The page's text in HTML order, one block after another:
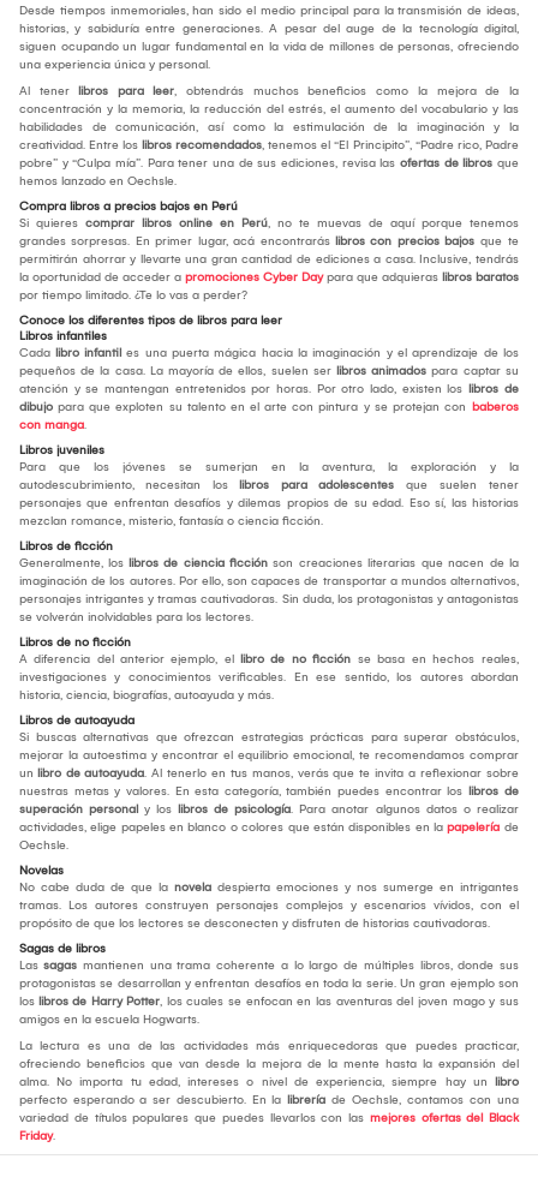
Desde tiempos inmemoriales, han sido el medio principal para la transmisión de ideas,
historias, y sabiduría entre generaciones. A pesar del auge de la tecnología digital,
siguen ocupando un lugar fundamental en la vida de millones de personas, ofreciendo
una experiencia única y personal.
Al tener libros para leer, obtendrás muchos beneficios como la mejora de la
concentración y la memoria, la reducción del estrés, el aumento del vocabulario y las
habilidades de comunicación, así como la estimulación de la imaginación y la
creatividad. Entre los libros recomendados, tenemos el “El Principito”, “Padre rico, Padre
pobre” y “Culpa mía”. Para tener una de sus ediciones, revisa las ofertas de libros que
hemos lanzado en Oechsle.
Compra libros a precios bajos en Perú
Si quieres comprar libros online en Perú, no te muevas de aquí porque tenemos
grandes sorpresas. En primer lugar, acá encontrarás libros con precios bajos que te
permitirán ahorrar y llevarte una gran cantidad de ediciones a casa. Inclusive, tendrás
la oportunidad de acceder a promociones Cyber Daypara que adquieras libros baratos
por tiempo limitado. ¿Te lo vas a perder?
Conoce los diferentes tipos de libros para leer
Libros infantiles
Cada libro infantil es una puerta mágica hacia la imaginación y el aprendizaje de los
pequeños de la casa. La mayoría de ellos, suelen ser libros animados para captar su
atención y se mantengan entretenidos por horas. Por otro lado, existen los libros de
dibujo para que exploten su talento en el arte con pintura y se protejan con baberos
con manga.
Libros juveniles
Para que los jóvenes se sumerjan en la aventura, la exploración y la
autodescubrimiento, necesitan los libros para adolescentes que suelen tener
personajes que enfrentan desafíos y dilemas propios de su edad. Eso sí, las historias
mezclan romance, misterio, fantasía o ciencia ficción.
Libros de ficción
Generalmente, los libros de ciencia ficción son creaciones literarias que nacen de la
imaginación de los autores. Por ello, son capaces de transportar a mundos alternativos,
personajes intrigantes y tramas cautivadoras. Sin duda, los protagonistas y antagonistas
se volverán inolvidables para los lectores.
Libros de no ficción
A diferencia del anterior ejemplo, el libro de no ficción se basa en hechos reales,
investigaciones y conocimientos verificables. En ese sentido, los autores abordan
historia, ciencia, biografías, autoayuda y más.
Libros de autoayuda
Si buscas alternativas que ofrezcan estrategias prácticas para superar obstáculos,
mejorar la autoestima y encontrar el equilibrio emocional, te recomendamos comprar
un libro de autoayuda. Al tenerlo en tus manos, verás que te invita a reflexionar sobre
nuestras metas y valores. En esta categoría, también puedes encontrar los libros de
superación personal y los libros de psicología. Para anotar algunos datos o realizar
actividades, elige papeles en blanco o colores que están disponibles en la papelería de
Oechsle.
Novelas
No cabe duda de que la novela despierta emociones y nos sumerge en intrigantes
tramas. Los autores construyen personajes complejos y escenarios vívidos, con el
propósito de que los lectores se desconecten y disfruten de historias cautivadoras.
Sagas de libros
Las sagas mantienen una trama coherente a lo largo de múltiples libros, donde sus
protagonistas se desarrollan y enfrentan desafíos en toda la serie. Un gran ejemplo son
los libros de Harry Potter, los cuales se enfocan en las aventuras del joven mago y sus
amigos en la escuela Hogwarts.
La lectura es una de las actividades más enriquecedoras que puedes practicar,
ofreciendo beneficios que van desde la mejora de la mente hasta la expansión del
alma. No importa tu edad, intereses o nivel de experiencia, siempre hay un libro
perfecto esperando a ser descubierto. En la librería de Oechsle, contamos con una
variedad de títulos populares que puedes llevarlos con las mejores ofertas del Black
Friday.